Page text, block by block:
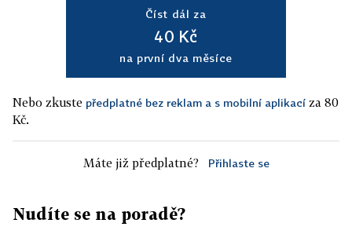
Číst dál za
40 Kč
na první dva měsíce
Nebo zkuste předplatné bez reklam a s mobilní aplikací za 80
Kč.
Máte již předplatné? Přihlaste se
Nudíte se na poradě?